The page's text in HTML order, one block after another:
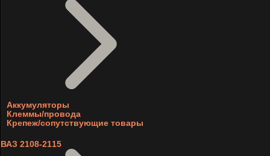
Аккумуляторы
Клеммы/провода
Крепеж/сопутствующие товары
ВАЗ 2108-2115